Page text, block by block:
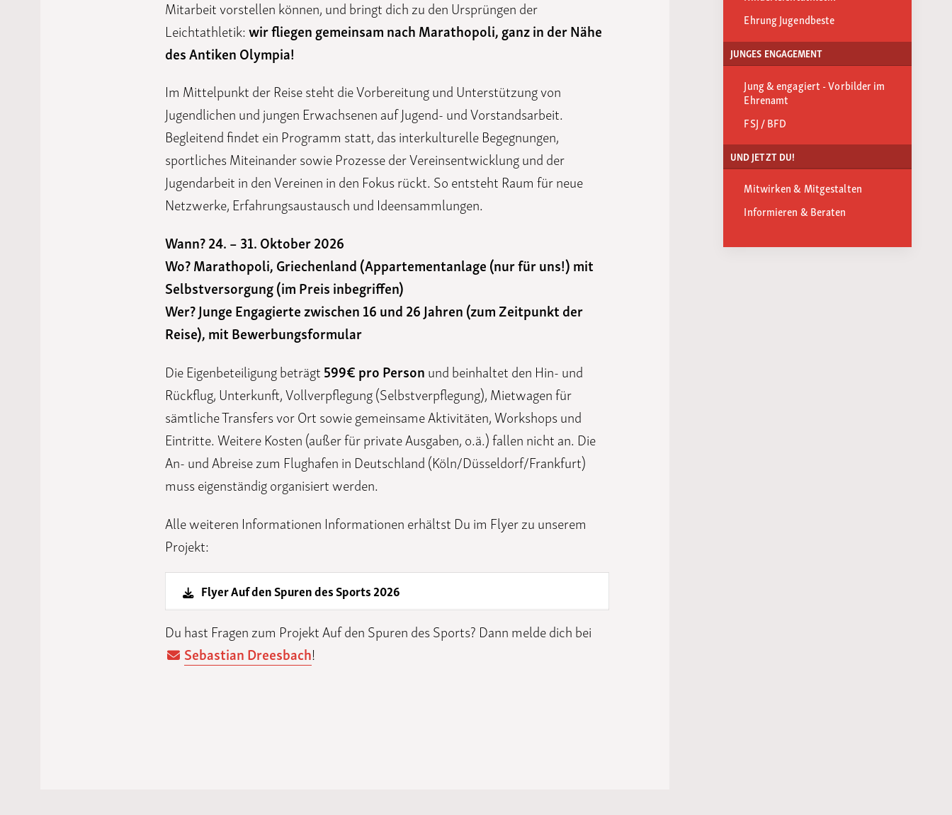
Mitarbeit vorstellen können, und bringt dich zu den Ursprüngen der
Leichtathletik:wir fliegen gemeinsam nach Marathopoli, ganz in der Nähe
des Antiken Olympia!
Im Mittelpunkt der Reise steht die Vorbereitung und Unterstützung von
Jugendlichen und jungen Erwachsenen auf Jugend- und Vorstandsarbeit.
Begleitend findet ein Programm statt, das interkulturelle Begegnungen,
sportliches Miteinander sowie Prozesse der Vereinsentwicklung und der
Jugendarbeit in den Vereinen in den Fokus rückt. So entsteht Raum für neue
Netzwerke, Erfahrungsaustausch und Ideensammlungen.
Wann? 24. – 31. Oktober 2026
Wo? Marathopoli, Griechenland (Appartementanlage (nur für uns!) mit
Selbstversorgung (im Preis inbegriffen)
Wer? Junge Engagierte zwischen 16 und 26 Jahren (zum Zeitpunkt der
Reise), mit Bewerbungsformular
Die Eigenbeteiligung beträgt599€ pro Personund beinhaltet den Hin- und
Rückflug, Unterkunft, Vollverpflegung (Selbstverpflegung), Mietwagen für
sämtliche Transfers vor Ort sowie gemeinsame Aktivitäten, Workshops und
Eintritte. Weitere Kosten (außer für private Ausgaben, o.ä.) fallen nicht an. Die
An- und Abreise zum Flughafen in Deutschland (Köln/Düsseldorf/Frankfurt)
muss eigenständig organisiert werden.
Alle weiteren Informationen Informationen erhältst Du im Flyer zu unserem
Projekt:
Flyer Auf den Spuren des Sports 2026
Du hast Fragen zum Projekt Auf den Spuren des Sports? Dann melde dich bei
Sebastian Dreesbach!
Ehrung Jugendbeste
JUNGES ENGAGEMENT
Jung & engagiert - Vorbilder im
Ehrenamt
FSJ / BFD
UND JETZT DU!
Mitwirken & Mitgestalten
Informieren & Beraten